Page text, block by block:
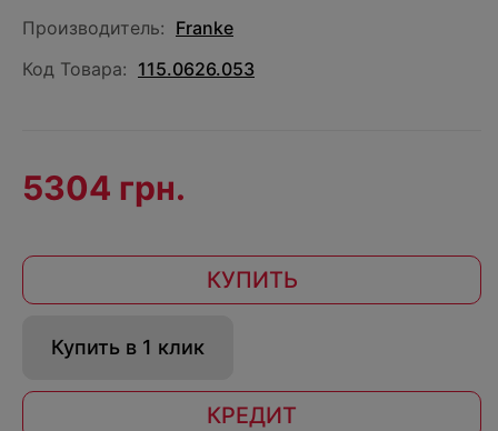
Производитель: Franke
Код Товара: 115.0626.053
5304 грн.
КУПИТЬ
Купить в 1 клик
КРЕДИТ